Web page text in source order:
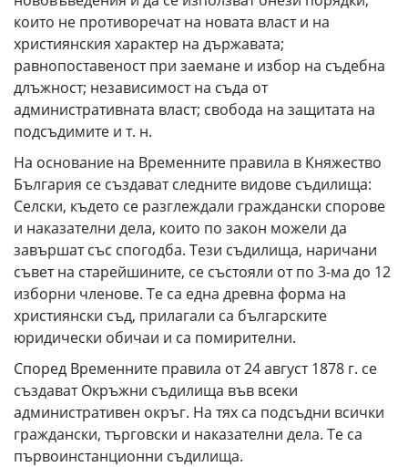
които не противоречат на новата власт и на
християнския характер на държавата;
равнопоставеност при заемане и избор на съдебна
длъжност; независимост на съда от
административната власт; свобода на защитата на
подсъдимите и т. н.
На основание на Временните правила в Княжество
България се създават следните видове съдилища:
Селски, където се разглеждали граждански спорове
и наказателни дела, които по закон можели да
завършат със спогодба. Тези съдилища, наричани
съвет на старейшините, се състояли от по 3-ма до 12
изборни членове. Те са една древна форма на
християнски съд, прилагали са българските
юридически обичаи и са помирителни.
Според Временните правила от 24 август 1878 г. се
създават Окръжни съдилища във всеки
административен окръг. На тях са подсъдни всички
граждански, търговски и наказателни дела. Те са
първоинстанционни съдилища.